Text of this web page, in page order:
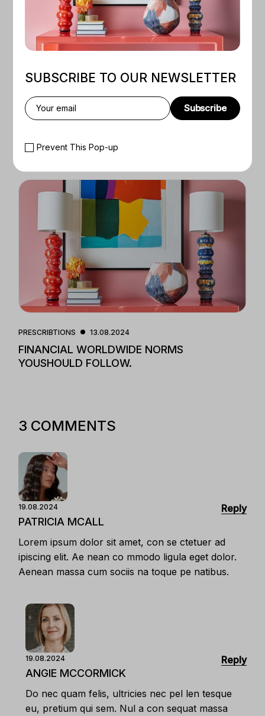
FROM FREELANCER TO ENTREPRENEUR:
SCALING YOUR DESIGN SALES
PRESCRIBTIONS 13.08.2024
FINANCIAL WORLDWIDE NORMS
YOUSHOULD FOLLOW.
3 COMMENTS
19.08.2024
PATRICIA MCALL
Lorem ipsum dolor sit amet, con se ctetuer ad
ipiscing elit. Ae nean co mmodo ligula eget dolor.
Aenean massa cum sociis na toque pe natibus.
Reply
19.08.2024
ANGIE MCCORMICK
Do nec quam felis, ultricies nec pel len tesque
eu, pretium qui sem. Nul a con sequat massa
Reply
SUBSCRIBE TO OUR NEWSLETTER
Subscribe
Prevent This Pop-up